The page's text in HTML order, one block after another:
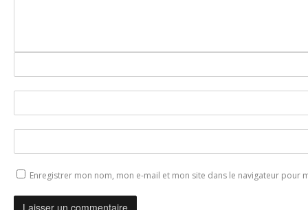
Enregistrer mon nom, mon e-mail et mon site dans le navigateur pour